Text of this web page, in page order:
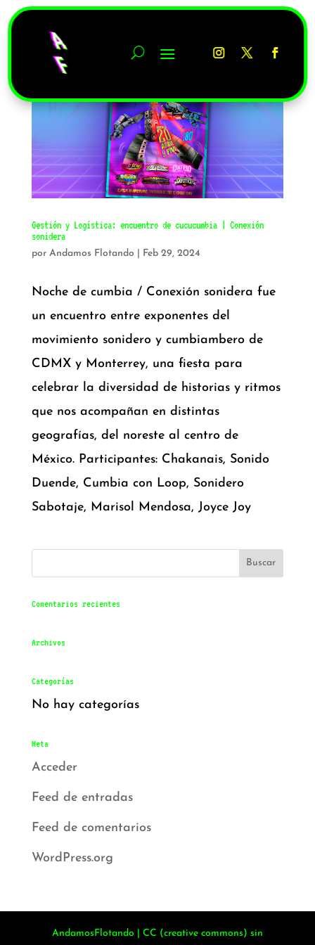
Gestión y Logística: encuentro de cucucumbia | Conexión
sonidera
por Andamos Flotando Feb 29, 2024
Noche de cumbia / Conexión sonidera fue
un encuentro entre exponentes del
movimiento sonidero y cumbiambero de
CDMX y Monterrey, una fiesta para
celebrar la diversidad de historias y ritmos
que nos acompañan en distintas
geografías, del noreste al centro de
México. Participantes: Chakanais, Sonido
Duende, Cumbia con Loop, Sonidero
Sabotaje, Marisol Mendosa, Joyce Joy
Comentarios recientes
Archivos
Categorías
No hay categorías
Meta
Acceder
Feed de entradas
Feed de comentarios
WordPress.org
AndamosFlotando | CC (creative commons) sin